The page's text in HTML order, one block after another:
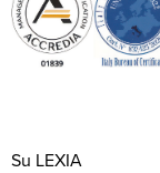
Su LEXIA